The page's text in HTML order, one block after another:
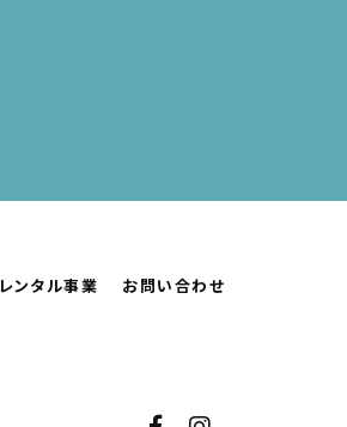
レンタル事業 お問い合わせ